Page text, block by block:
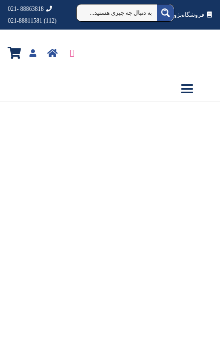
فروشگاه‌پژوهشکده‌شهردانش
88863818 -021
(112) 021-88811581